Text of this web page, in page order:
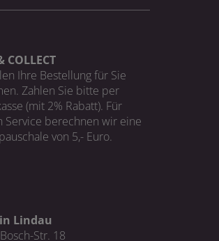
COLLECT
Ihre Bestellung für Sie
Zahlen Sie bitte per
(mit 2% Rabatt). Für
Service berechnen wir eine
von 5,- Euro.
Lindau
Str. 18